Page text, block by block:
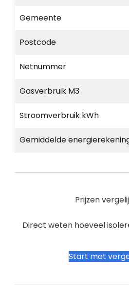
Gemeente
Postcode
Netnummer
Gasverbruik M3
Stroomverbruik kWh
Gemiddelde
Prijzen
Direct weten hoeveel
Start met